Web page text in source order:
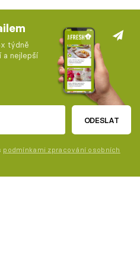
týdně
a nejlepší
ODESLAT
podmínkami zpracování osobních